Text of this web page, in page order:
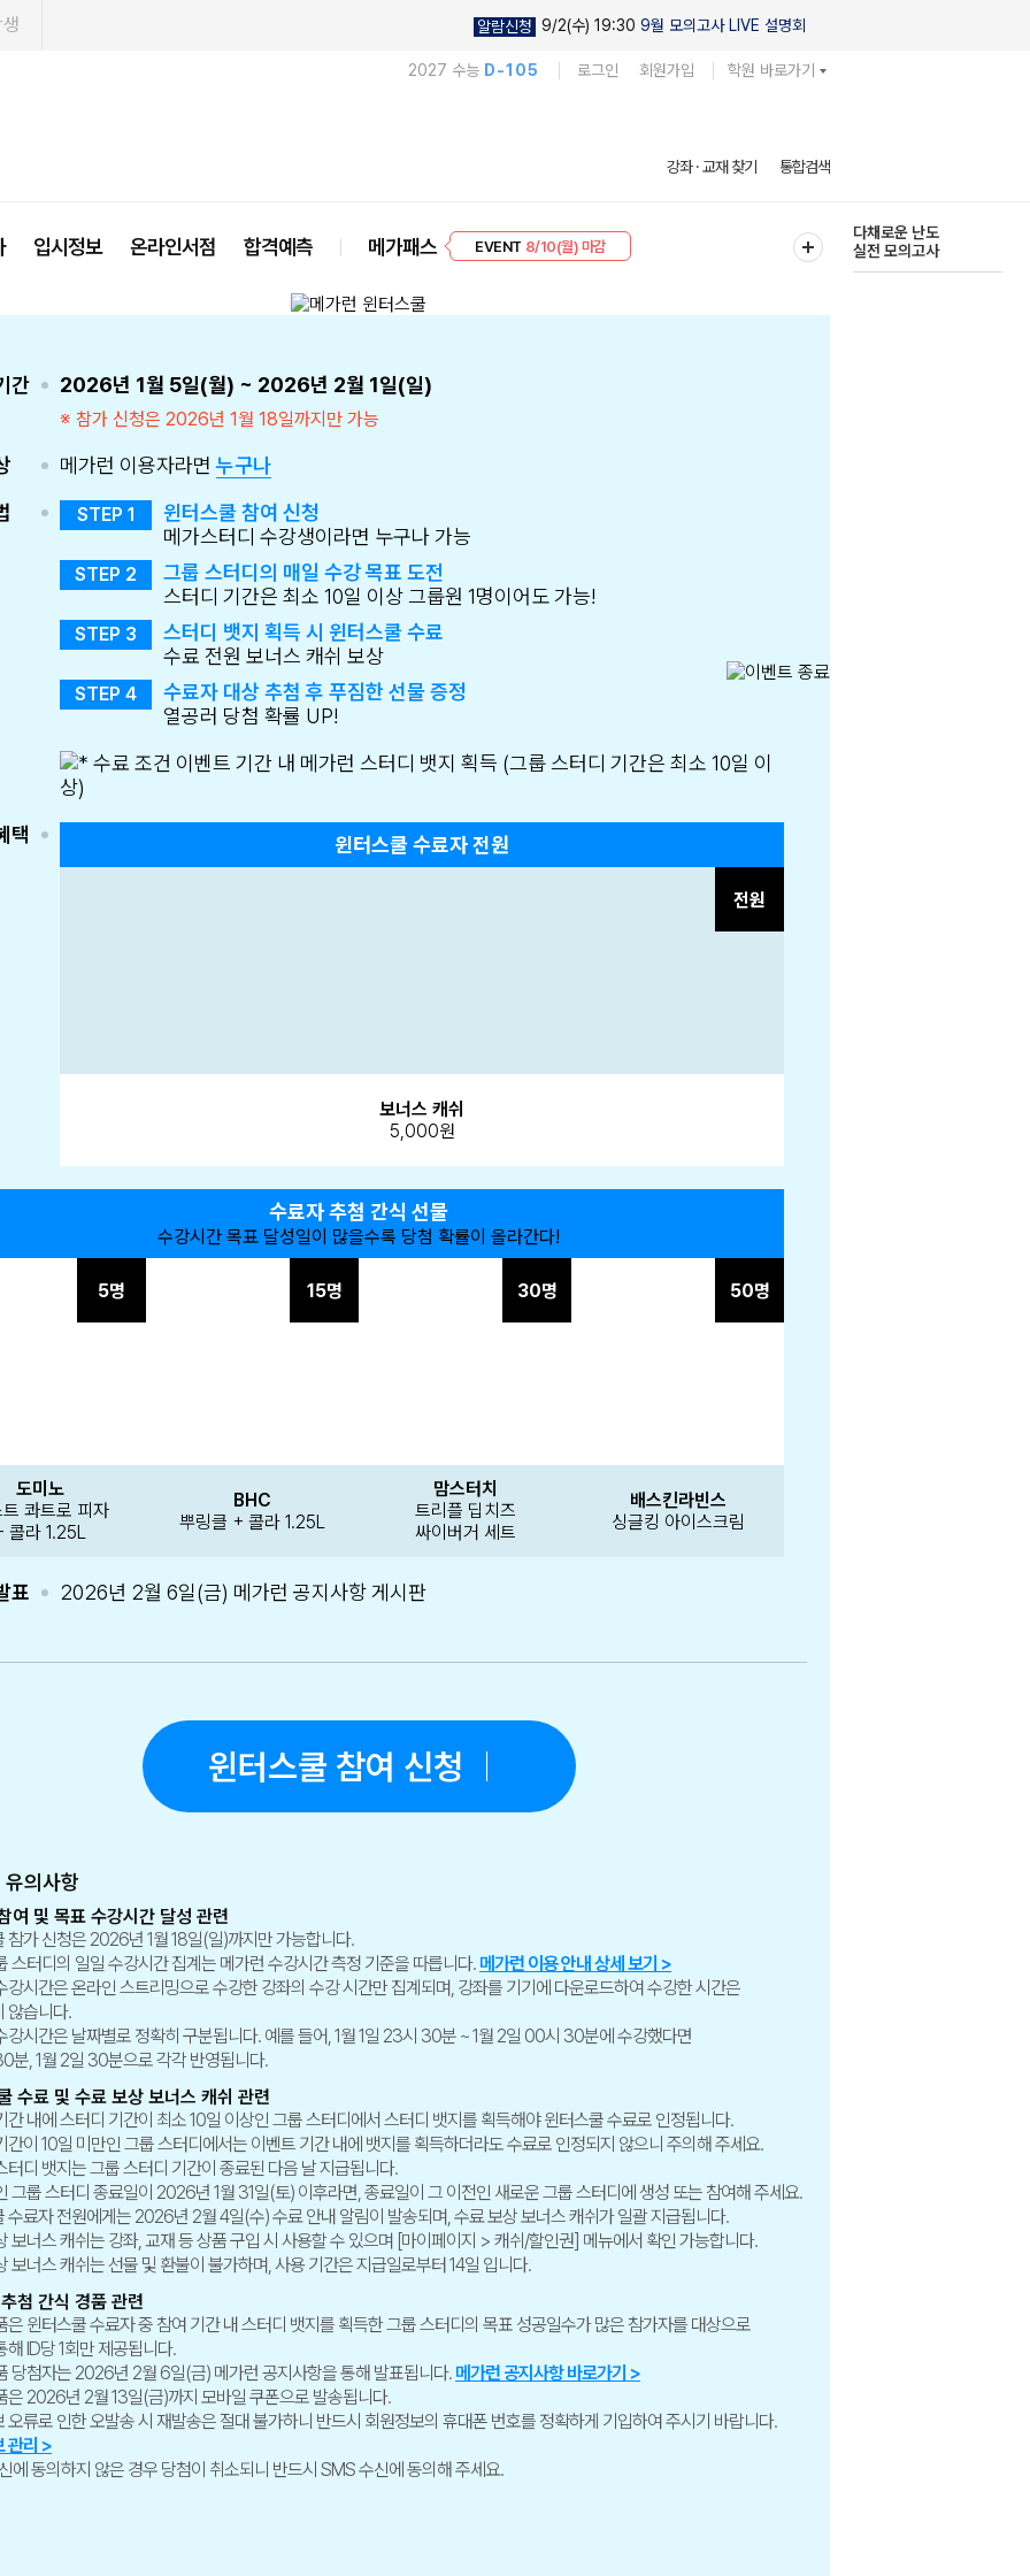
알람신청 9/2(수) 19:30 9월 모의고사 LIVE 설명회
2027 수능 D-105 로그인 회원가입 학원 바로가기
메가스터디
강좌 · 교재 찾기 통합검색
입시정보 온라인서점 합격예측 메가패스
EVENT 8/10(월) 마감
다채로운 난도
실전 모의고사
간 2026년 1월 5일(월) ~ 2026년 2월 1일(일)
※ 참가 신청은 2026년 1월 18일까지만 가능
메가런 이용자라면누구나
STEP 1
윈터스쿨 참여 신청
메가스터디 수강생이라면 누구나 가능
STEP 2
그룹 스터디의 매일 수강 목표 도전
스터디 기간은 최소 10일 이상 그룹원 1명이어도 가능!
STEP 3
스터디 뱃지 획득 시 윈터스쿨 수료
수료 전원 보너스 캐쉬 보상
STEP 4
수료자 대상 추첨 후 푸짐한 선물 증정
열공러 당첨 확률 UP!
택 윈터스쿨 수료자 전원
전원
보너스 캐쉬
5,000원
수료자 추첨 간식 선물
수강시간 목표 달성일이 많을수록 당첨 확률이 올라간다!
5명
도미노
콰트로 피자
콜라 1.25L
15명
BHC
뿌링클 + 콜라 1.25L
30명
맘스터치
트리플 딥치즈
싸이버거 세트
50명
배스킨라빈스
싱글킹 아이스크림
표 2026년 2월 6일(금) 메가런 공지사항 게시판
윈터스쿨 참여 신청
의사항
여 및 목표 수강시간 달성 관련
참가 신청은 2026년 1월 18일(일)까지만 가능합니다.
스터디의 일일 수강시간 집계는 메가런 수강시간 측정 기준을 따릅니다. 메가런 이용 안내 상세 보기 >
강시간은 온라인 스트리밍으로 수강한 강좌의 수강 시간만 집계되며, 강좌를 기기에 다운로드하여 수강한 시간은
않습니다.
강시간은 날짜별로 정확히 구분됩니다. 예를 들어, 1월 1일 23시 30분 ~ 1월 2일 00시 30분에 수강했다면
분, 1월 2일 30분으로 각각 반영됩니다.
수료 및 수료 보상 보너스 캐쉬 관련
간 내에 스터디 기간이 최소 10일 이상인 그룹 스터디에서 스터디 뱃지를 획득해야 윈터스쿨 수료로 인정됩니다.
간이 10일 미만인 그룹 스터디에서는 이벤트 기간 내에 뱃지를 획득하더라도 수료로 인정되지 않으니 주의해 주세요.
터디 뱃지는 그룹 스터디 기간이 종료된 다음 날 지급됩니다.
그룹 스터디 종료일이 2026년 1월 31일(토) 이후라면, 종료일이 그 이전인 새로운 그룹 스터디에 생성 또는 참여해 주세요.
수료자 전원에게는 2026년 2월 4일(수) 수료 안내 알림이 발송되며, 수료 보상 보너스 캐쉬가 일괄 지급됩니다.
보너스 캐쉬는 강좌, 교재 등 상품 구입 시 사용할 수 있으며 [마이페이지 > 캐쉬/할인권] 메뉴에서 확인 가능합니다.
보너스 캐쉬는 선물 및 환불이 불가하며, 사용 기간은 지급일로부터 14일 입니다.
첨 간식 경품 관련
은 윈터스쿨 수료자 중 참여 기간 내 스터디 뱃지를 획득한 그룹 스터디의 목표 성공일수가 많은 참가자를 대상으로
해 ID당 1회만 제공됩니다.
당첨자는 2026년 2월 6일(금) 메가런 공지사항을 통해 발표됩니다. 메가런 공지사항 바로가기 >
은 2026년 2월 13일(금)까지 모바일 쿠폰으로 발송됩니다.
오류로 인한 오발송 시 재발송은 절대 불가하니 반드시 회원정보의 휴대폰 번호를 정확하게 기입하여 주시기 바랍니다.
관리 >
에 동의하지 않은 경우 당첨이 취소되니 반드시 SMS 수신에 동의해 주세요.